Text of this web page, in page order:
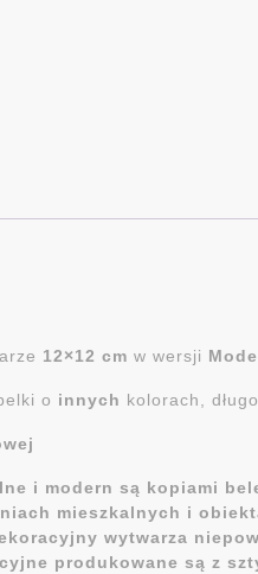
12×12 cm w wersji
o innych kolorach,
i modern są kopiami
mieszkalnych i
wytwarza
produkowane są z